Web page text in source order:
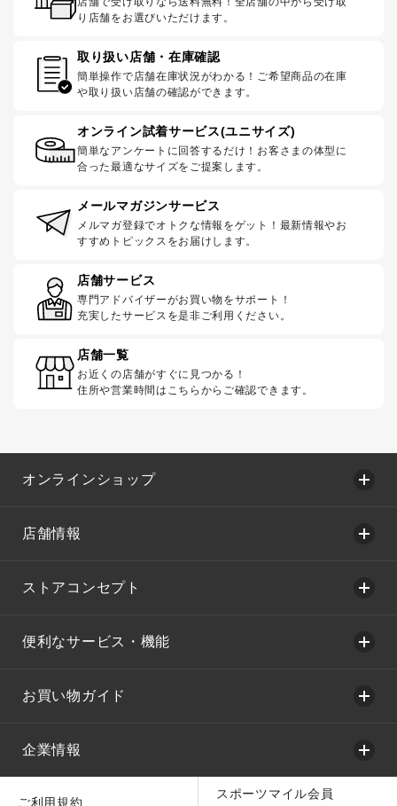
り店舗をお選びいただけます。
取り扱い店舗・在庫確認
簡単操作で店舗在庫状況がわかる！ご希望商品の在庫
や取り扱い店舗の確認ができます。
オンライン試着サービス(ユニサイズ)
簡単なアンケートに回答するだけ！お客さまの体型に
合った最適なサイズをご提案します。
メールマガジンサービス
メルマガ登録でオトクな情報をゲット！最新情報やお
すすめトピックスをお届けします。
店舗サービス
専門アドバイザーがお買い物をサポート！
充実したサービスを是非ご利用ください。
店舗一覧
お近くの店舗がすぐに見つかる！
住所や営業時間はこちらからご確認できます。
オンラインショップ
店舗情報
ストアコンセプト
便利なサービス・機能
お買い物ガイド
企業情報
ご利用規約
スポーツマイル会員